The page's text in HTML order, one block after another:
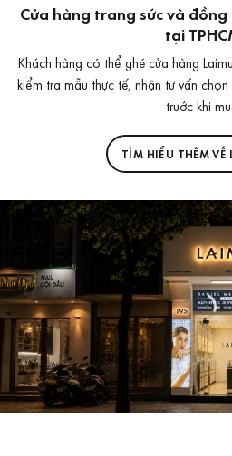
Cửa hàng trang sức và
tại
Khách hàng có thể ghé cửa hàng
kiểm tra mẫu thực tế, nhận tư vấn
trước khi
TÌM HIỂU THÊM VỀ